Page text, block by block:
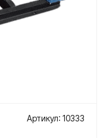
Артикул: 10333